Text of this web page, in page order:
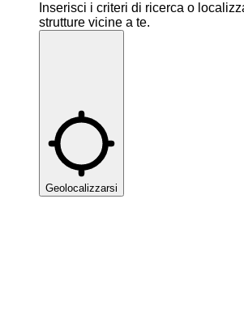
Inserisci i criteri di ricerca o
strutture vicine a te.
Geolocalizzarsi